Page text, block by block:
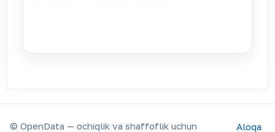
© OpenData — ochiqlik va shaffoflik uchun Aloqa